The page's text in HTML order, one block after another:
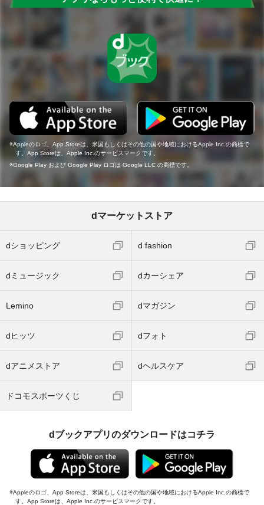
Appleのロゴ、App Storeは、米国もしくはその他の国や地域におけるApple Inc.の商標で
す。App Storeは、Apple Inc.のサービスマークです。
Google Play および Google Play ロゴは Google LLC の商標です。
dマーケットストア
dショッピング d fashion
dミュージック dカーシェア
Lemino dマガジン
dヒッツ dフォト
dアニメストア dヘルスケア
ドコモスポーツくじ
dブックアプリのダウンロードはコチラ
Appleのロゴ、App Storeは、米国もしくはその他の国や地域におけるApple Inc.の商標で
す。App Storeは、Apple Inc.のサービスマークです。